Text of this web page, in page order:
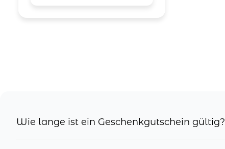
Wie lange ist ein Geschenkgutschein gültig?